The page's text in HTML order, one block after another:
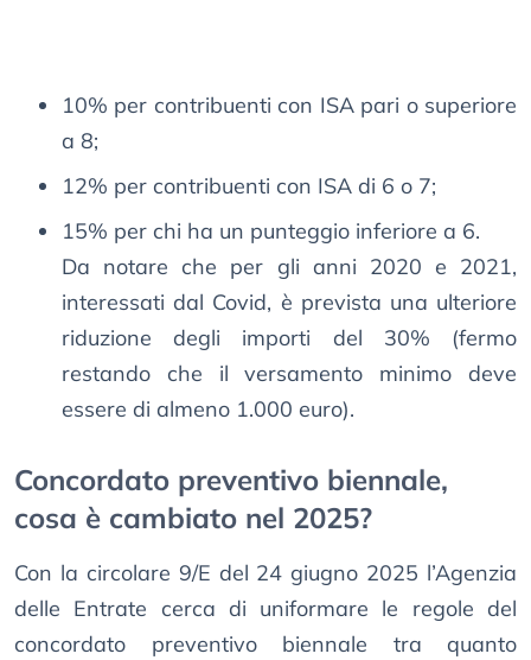
10% per contribuenti con ISA pari o superiore
a 8;
12% per contribuenti con ISA di 6 o 7;
15% per chi ha un punteggio inferiore a 6.
Da notare che per gli anni 2020 e 2021,
interessati dal Covid, è prevista una ulteriore
riduzione degli importi del 30% (fermo
restando che il versamento minimo deve
essere di almeno 1.000 euro).
Concordato preventivo biennale,
cosa è cambiato nel 2025?
Con la circolare 9/E del 24 giugno 2025 l’Agenzia
delle Entrate cerca di uniformare le regole del
concordato preventivo biennale tra quanto